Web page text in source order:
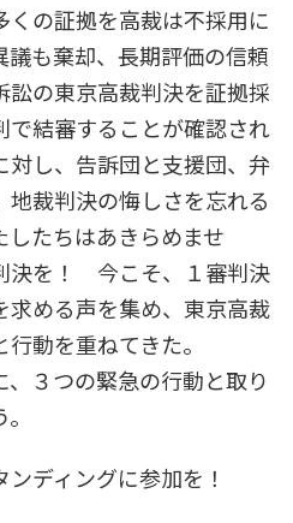
くの証拠を高裁は不採用に
議も棄却、長期評価の信頼
訟の東京高裁判決を証拠採
で結審することが確認され
対し、告訴団と支援団、弁
裁判決の悔しさを忘れる
したちはあきらめませ
決を！ 今こそ、１審判決
求める声を集め、東京高裁
動を重ねてきた。
３つの緊急の行動と取り
ディングに参加を！